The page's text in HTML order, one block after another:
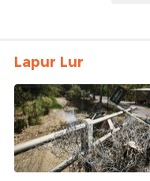
Lapur Lur